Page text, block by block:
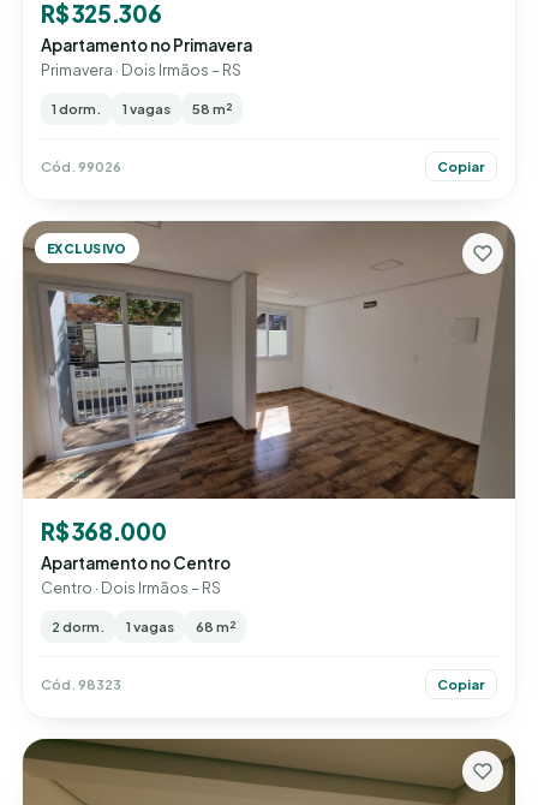
R$ 325.306
Apartamento no Primavera
Primavera · Dois Irmãos – RS
1 dorm. 1 vagas 58 m²
Cód. 99026 Copiar
EXCLUSIVO
R$ 368.000
Apartamento no Centro
Centro · Dois Irmãos – RS
2 dorm. 1 vagas 68 m²
Cód. 98323 Copiar